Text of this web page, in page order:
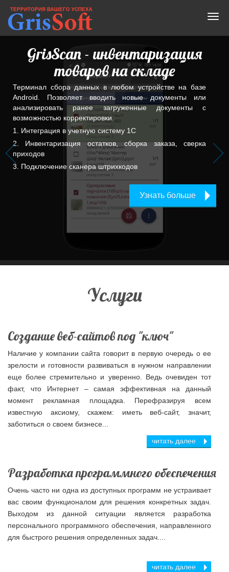
GrisScan - инвентаризация
товаров на складе
Терминал сбора данных в любом устройстве на базе
Android. Позволяет вводить новые документы или
анализировать ранее загруженные документы с
возможностью корректировки.
1. Интеграция в учетную систему 1С
2. Инвентаризация остатков, сборка заказа, сверка
приходов
3. Подключение сканера штрихкодов
Узнать больше
Услуги
Создание веб-сайтов под "ключ"
Наличие у компании сайта говорит в первую очередь о ее
зрелости и готовности развиваться в нужном направлении
еще более стремительно и уверенно. Ведь очевиден тот
факт, что Интернет – самая эффективная на данный
момент рекламная площадка. Перефразируя всем
известную аксиому, скажем: иметь веб-сайт, значит,
заботиться о своем бизнесе...
читать далее
Разработка программного обеспечения
Очень часто ни одна из доступных программ не устраивает
вас своим функционалом для решения конкретных задач.
Выходом из данной ситуации является разработка
персонального программного обеспечения, направленного
для быстрого решения определенных задач....
читать далее